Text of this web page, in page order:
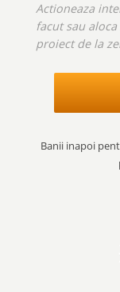
Actioneaza
facut sau
proiect de la
Banii inapoi